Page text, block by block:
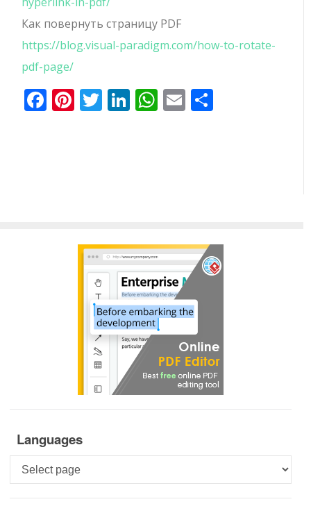
Как повернуть страницу PDF
https://blog.visual-paradigm.com/how-to-rotate-
pdf-page/
Facebook
Pinterest
Twitter
LinkedIn
WhatsApp
Email
Languages
Languages